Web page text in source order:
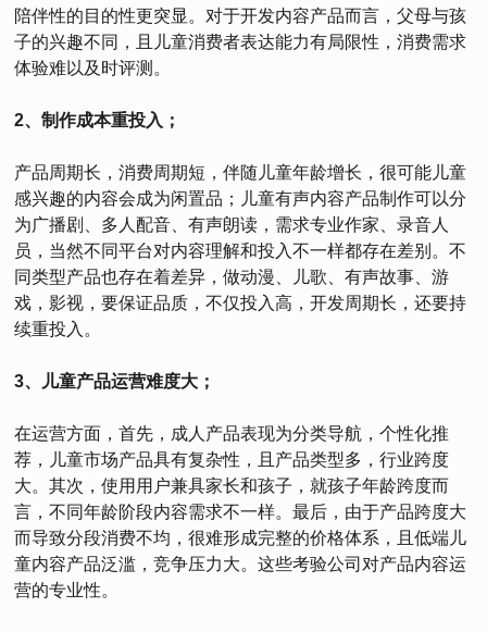
陪伴性的目的性更突显。对于开发内容产品而言，父母与孩
子的兴趣不同，且儿童消费者表达能力有局限性，消费需求
体验难以及时评测。
2、制作成本重投入；
产品周期长，消费周期短，伴随儿童年龄增长，很可能儿童
感兴趣的内容会成为闲置品；儿童有声内容产品制作可以分
为广播剧、多人配音、有声朗读，需求专业作家、录音人
员，当然不同平台对内容理解和投入不一样都存在差别。不
同类型产品也存在着差异，做动漫、儿歌、有声故事、游
戏，影视，要保证品质，不仅投入高，开发周期长，还要持
续重投入。
3、儿童产品运营难度大；
在运营方面，首先，成人产品表现为分类导航，个性化推
荐，儿童市场产品具有复杂性，且产品类型多，行业跨度
大。其次，使用用户兼具家长和孩子，就孩子年龄跨度而
言，不同年龄阶段内容需求不一样。最后，由于产品跨度大
而导致分段消费不均，很难形成完整的价格体系，且低端儿
童内容产品泛滥，竞争压力大。这些考验公司对产品内容运
营的专业性。